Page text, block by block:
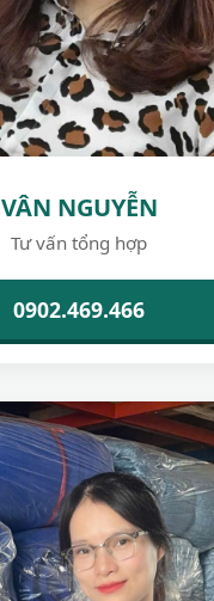
VÂN NGUYỄN
Tư vấn tổng hợp
0902.469.466